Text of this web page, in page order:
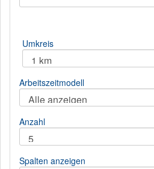
Umkreis
Arbeitszeitmodell
Anzahl
Spalten anzeigen